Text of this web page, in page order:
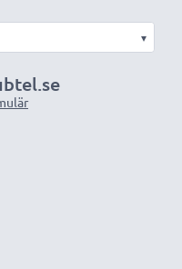
noggranna
hållbarhet. Beställ
▾